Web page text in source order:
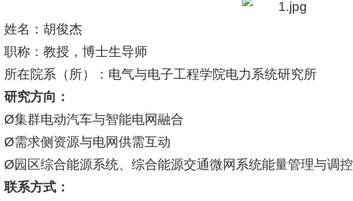
姓名：胡俊杰
职称：教授，博士生导师
所在院系（所）：电气与电子工程学院电力系统研究所
研究方向：
Ø集群电动汽车与智能电网融合
Ø需求侧资源与电网供需互动
Ø园区综合能源系统、综合能源交通微网系统能量管理与调控
联系方式：